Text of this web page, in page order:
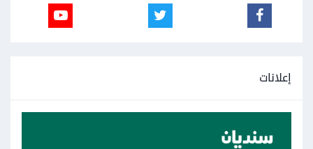
إعلانات